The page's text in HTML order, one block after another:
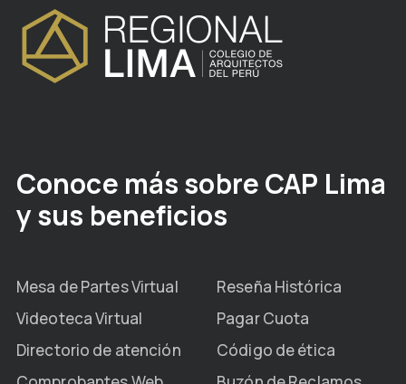
Conoce más sobre CAP Lima
y sus beneficios
Mesa de Partes Virtual
Reseña Histórica
Videoteca Virtual
Pagar Cuota
Directorio de atención
Código de ética